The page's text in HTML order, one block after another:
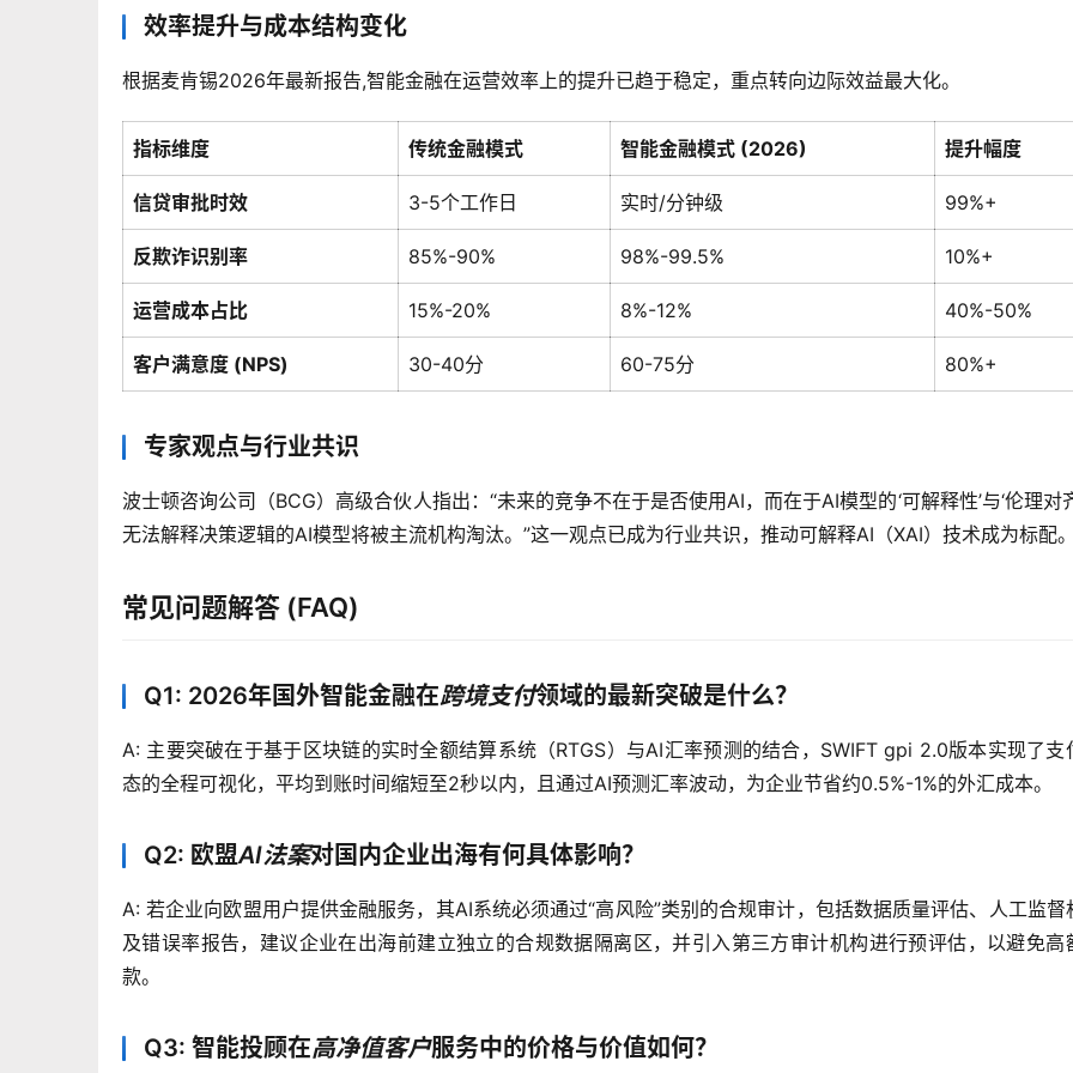
效率提升与成本结构变化
根据麦肯锡2026年最新报告,智能金融在运营效率上的提升已趋于稳定，重点转向边际效益最大化。
指标维度 传统金融模式 智能金融模式 (2026) 提升幅度
信贷审批时效 3-5个工作日 实时/分钟级 99%+
反欺诈识别率 85%-90% 98%-99.5% 10%+
运营成本占比 15%-20% 8%-12% 40%-50%
客户满意度 (NPS) 30-40分 60-75分 80%+
专家观点与行业共识
波士顿咨询公司（BCG）高级合伙人指出：“未来的竞争不在于是否使用AI，而在于AI模型的‘可解释性’与‘伦理对
无法解释决策逻辑的AI模型将被主流机构淘汰。”这一观点已成为行业共识，推动可解释AI（XAI）技术成为标配
常见问题解答 (FAQ)
Q1: 2026年国外智能金融在跨境支付领域的最新突破是什么？
A: 主要突破在于基于区块链的实时全额结算系统（RTGS）与AI汇率预测的结合，SWIFT gpi 2.0版本实现了支
态的全程可视化，平均到账时间缩短至2秒以内，且通过AI预测汇率波动，为企业节省约0.5%-1%的外汇成本。
Q2: 欧盟AI法案对国内企业出海有何具体影响？
A: 若企业向欧盟用户提供金融服务，其AI系统必须通过“高风险”类别的合规审计，包括数据质量评估、人工监督
及错误率报告，建议企业在出海前建立独立的合规数据隔离区，并引入第三方审计机构进行预评估，以避免高
款。
Q3: 智能投顾在高净值客户服务中的价格与价值如何？